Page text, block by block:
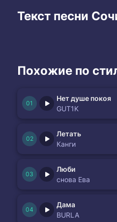
Текст песни
Похожие по
Нет душе покоя
GUT1K
Летать
Канги
Люби
снова Ева
Дама
BURLA